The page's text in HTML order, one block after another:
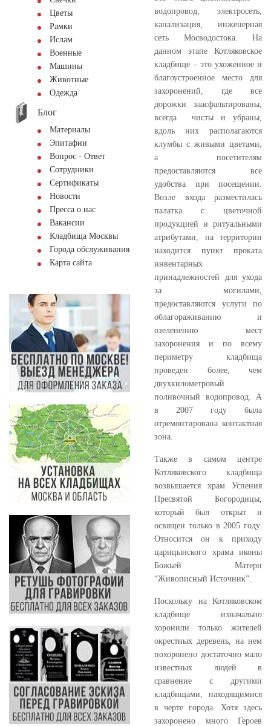
Цветы
Рамки
Ислам
Военные
Машины
Животные
Одежда
Блог
Материалы
Эпитафии
Вопрос - Ответ
Сотрудники
Сертификаты
Новости
Пресса о нас
Вакансии
Кладбища Москвы
Города обслуживания
Карта сайта
водопровод, электросеть,
канализация, инженерная
сеть Мосводостока. На
данном этапе Котляковское
кладбище – это ухоженное и
благоустроенное место для
захоронений, где все
дорожки заасфальтированы,
всегда чисты и убраны,
вдоль них располагаются
клумбы с живыми цветами,
а посетителям
предоставляются все
удобства при посещении.
Возле входа разместилась
палатка с цветочной
продукцией и ритуальными
атрибутами, на территории
находится пункт проката
инвентарных
принадлежностей для ухода
за могилами,
предоставляются услуги по
облагораживанию и
озеленению мест
захоронения и по всему
периметру кладбища
проведен более, чем
двухкилометровый
поливочный водопровод. А
в 2007 году была
отремонтирована контактная
зона.
Также в самом центре
Котляковского кладбища
возвышается храм Успения
Пресвятой Богородицы,
который был открыт и
освящен только в 2005 году.
Относится он к приходу
царицынского храма иконы
Божьей Матери
“Живописный Источник”.
Поскольку на Котляковском
кладбище изначально
хоронили только жителей
окрестных деревень, на нем
похоронено достаточно мало
известных людей в
сравнение с другими
кладбищами, находящимися
в черте города. Хотя здесь
захоронено много Героев